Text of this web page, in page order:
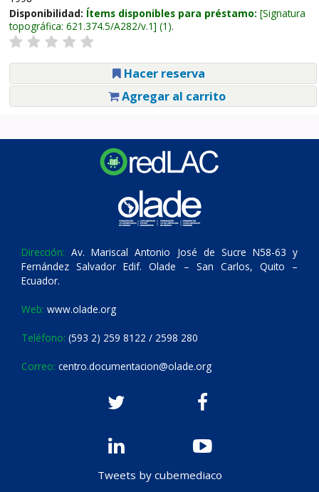
Disponibilidad: Ítems disponibles para préstamo: Signatura
topográfica: 621.374.5/A282/v.1 (1).
Hacer reserva
Agregar al carrito
Dirección: Av. Mariscal Antonio José de Sucre N58-63 y
Fernández Salvador Edif. Olade – San Carlos, Quito –
Ecuador.
Web: www.olade.org
Teléfono: (593 2) 259 8122 / 2598 280
Correo: centro.documentacion@olade.org
Tweets by cubemediaco